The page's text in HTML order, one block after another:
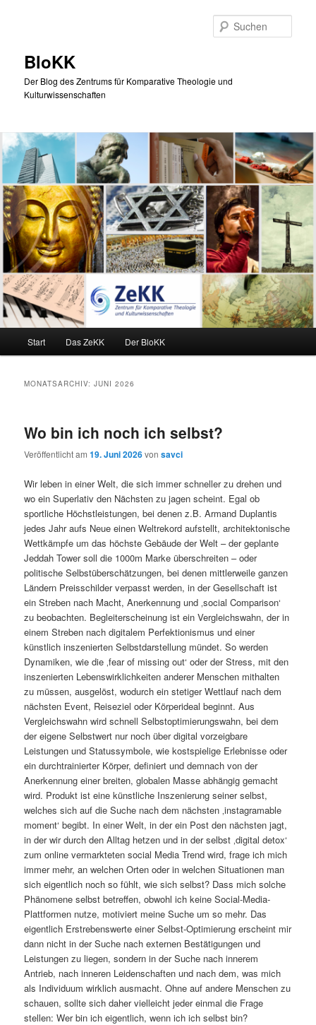
BloKK
Der Blog des Zentrums für Komparative Theologie und
Kulturwissenschaften
Start Das ZeKK Der BloKK
MONATSARCHIV:JUNI 2026
Wo bin ich noch ich selbst?
Veröffentlicht am19. Juni 2026vonsavci
Wir leben in einer Welt, die sich immer schneller zu drehen und
wo ein Superlativ den Nächsten zu jagen scheint. Egal ob
sportliche Höchstleistungen, bei denen z.B. Armand Duplantis
jedes Jahr aufs Neue einen Weltrekord aufstellt, architektonische
Wettkämpfe um das höchste Gebäude der Welt – der geplante
Jeddah Tower soll die 1000m Marke überschreiten – oder
politische Selbstüberschätzungen, bei denen mittlerweile ganzen
Ländern Preisschilder verpasst werden, in der Gesellschaft ist
ein Streben nach Macht, Anerkennung und ‚social Comparison‘
zu beobachten. Begleiterscheinung ist ein Vergleichswahn, der in
einem Streben nach digitalem Perfektionismus und einer
künstlich inszenierten Selbstdarstellung mündet. So werden
Dynamiken, wie die ‚fear of missing out‘ oder der Stress, mit den
inszenierten Lebenswirklichkeiten anderer Menschen mithalten
zu müssen, ausgelöst, wodurch ein stetiger Wettlauf nach dem
nächsten Event, Reiseziel oder Körperideal beginnt. Aus
Vergleichswahn wird schnell Selbstoptimierungswahn, bei dem
der eigene Selbstwert nur noch über digital vorzeigbare
Leistungen und Statussymbole, wie kostspielige Erlebnisse oder
ein durchtrainierter Körper, definiert und demnach von der
Anerkennung einer breiten, globalen Masse abhängig gemacht
wird. Produkt ist eine künstliche Inszenierung seiner selbst,
welches sich auf die Suche nach dem nächsten ‚instagramable
moment‘ begibt. In einer Welt, in der ein Post den nächsten jagt,
in der wir durch den Alltag hetzen und in der selbst ‚digital detox‘
zum online vermarkteten social Media Trend wird, frage ich mich
immer mehr, an welchen Orten oder in welchen Situationen man
sich eigentlich noch so fühlt, wie sich selbst? Dass mich solche
Phänomene selbst betreffen, obwohl ich keine Social-Media-
Plattformen nutze, motiviert meine Suche um so mehr. Das
eigentlich Erstrebenswerte einer Selbst-Optimierung erscheint mir
dann nicht in der Suche nach externen Bestätigungen und
Leistungen zu liegen, sondern in der Suche nach innerem
Antrieb, nach inneren Leidenschaften und nach dem, was mich
als Individuum wirklich ausmacht. Ohne auf andere Menschen zu
schauen, sollte sich daher vielleicht jeder einmal die Frage
stellen: Wer bin ich eigentlich, wenn ich ich selbst bin?